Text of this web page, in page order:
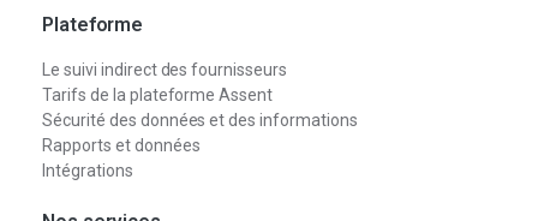
Plateforme
Le suivi indirect des fournisseurs
Tarifs de la plateforme Assent
Sécurité des données et des informations
Rapports et données
Intégrations